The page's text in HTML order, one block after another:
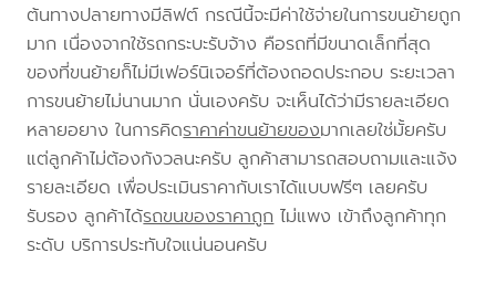
ต้นทางปลายทางมีลิฟต์ กรณีนี้จะมีค่าใช้จ่ายในการขนย้ายถูก
มาก เนื่องจากใช้รถกระบะรับจ้าง คือรถที่มีขนาดเล็กที่สุด
ของที่ขนย้ายก็ไม่มีเฟอร์นิเจอร์ที่ต้องถอดประกอบ ระยะเวลา
การขนย้ายไม่นานมาก นั่นเองครับ จะเห็นได้ว่ามีรายละเอียด
หลายอยาง ในการคิดราคาค่าขนย้ายของมากเลยใช่มั้ยครับ
แต่ลูกค้าไม่ต้องกังวลนะครับ ลูกค้าสามารถสอบถามและแจ้ง
รายละเอียด เพื่อประเมินราคากับเราได้แบบฟรีๆ เลยครับ
รับรอง ลูกค้าได้รถขนของราคาถูกไม่แพง เข้าถึงลูกค้าทุก
ระดับ บริการประทับใจแน่นอนครับ